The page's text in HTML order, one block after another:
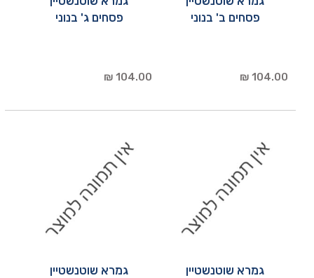
פסחים ב' בנוני
104.00 ₪
פסחים ג' בנוני
104.00 ₪
גמרא שוטנשטיין
גמרא שוטנשטיין